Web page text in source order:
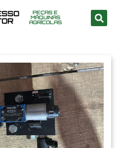
PEÇAS E
MÁQUINAS
AGRÍCOLAS